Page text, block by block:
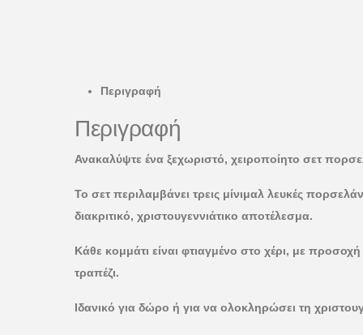
Περιγραφή
Περιγραφή
Ανακαλύψτε ένα ξεχωριστό, χειροποίητο σετ
Το σετ περιλαμβάνει τρεις μίνιμαλ λευκές
διακριτικό, χριστουγεννιάτικο αποτέλεσμα.
Κάθε κομμάτι είναι φτιαγμένο στο χέρι, με
τραπέζι.
Ιδανικό για δώρο ή για να ολοκληρώσει τη